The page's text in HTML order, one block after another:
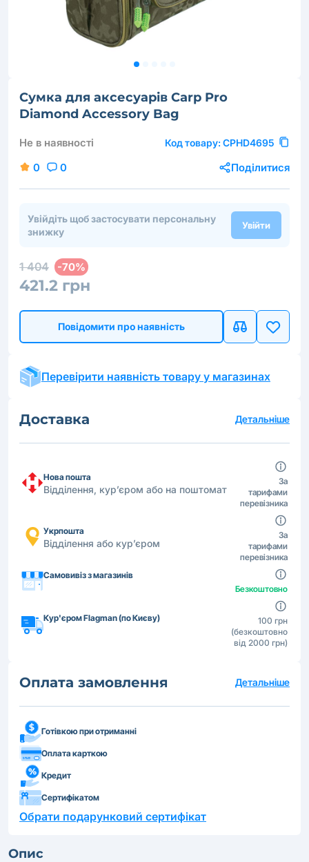
Сумка для аксесуарів Carp Pro
Diamond Accessory Bag
Не в наявності Код товару: CPHD4695
0 0 Поділитися
Увійдіть щоб застосувати персональну
знижку
Увійти
1 404 -70%
421.2 грн
Повідомити про наявність
Перевірити наявність товару у магазинах
Доставка Детальніше
Нова пошта
Відділення, кур’єром або на поштомат
За
тарифами
перевізника
Укрпошта
Відділення або кур’єром
За
тарифами
перевізника
Самовивіз з магазинів
Безкоштовно
Кур'єром Flagman (по Києву)
100 грн
(безкоштовно
від 2000 грн)
Оплата замовлення Детальніше
Готівкою при отриманні
Оплата карткою
Кредит
Сертифікатом
Обрати подарунковий сертифікат
Опис